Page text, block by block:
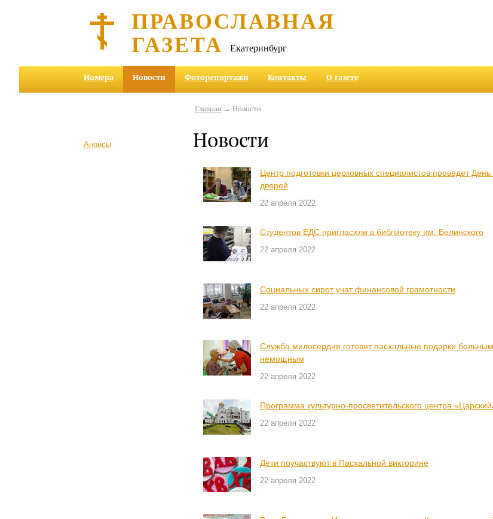
ПРАВОСЛАВНАЯ
ГАЗЕТА Екатеринбург
Номера Новости Фоторепортажи Контакты О газете
Анонсы
Главная → Новости
Новости
Центр подготовки церковных специалистов проведет День
дверей
22 апреля 2022
Студентов ЕДС пригласили в библиотеку им. Белинского
22 апреля 2022
Социальных сирот учат финансовой грамотности
22 апреля 2022
Служба милосердия готовит пасхальные подарки
немощным
22 апреля 2022
Программа культурно-просветительского центра
22 апреля 2022
Дети поучаствуют в Пасхальной викторине
22 апреля 2022